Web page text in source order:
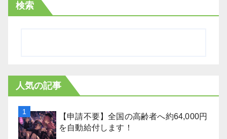
検索
人気の記事
【申請不要】全国の高齢者へ約64,000円
を自動給付します！